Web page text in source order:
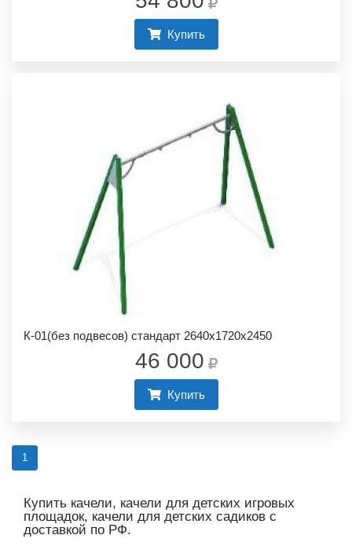
Купить
К-01(без подвесов) стандарт 2640х1720х2450
46 000
Купить
1
Купить качели, качели для детских игровых
площадок, качели для детских садиков с
доставкой по РФ.